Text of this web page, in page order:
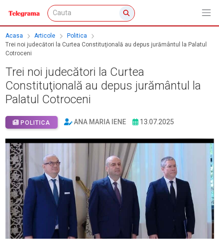
Acasa Articole
Politica
Trei noi judecători la Curtea Constituţională au depus jurământul la Palatul
Cotroceni
Trei noi judecători la Curtea
Constituţională au depus jurământul la
Palatul Cotroceni
POLITICA ANA MARIA IENE 13.07.2025